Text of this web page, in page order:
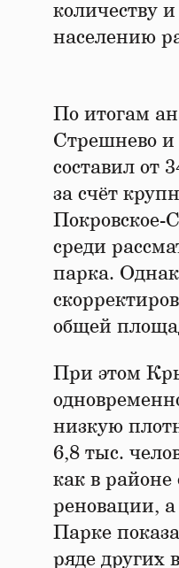
количеству
населению
По итогам
Стрешнево и
составил от
за счёт
Покровское-
среди
парка.
общей
При этом
низкую
6,8 тыс.
как в
реновации,
Парке
ряде других